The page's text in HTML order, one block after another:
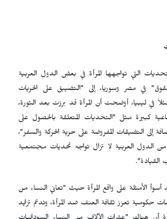
التي تواجهها المرأة في بعض الدول العربية
في مصر وسوريا، إلى "التضييق على الحريات
في ليبيا، أوضحت أن المرأة قد برزت بعد الثورة،
كبيرة مثل "التحديات المتعلقة بالحصول على
إلى التضيقات المفروضة على حرية الحركة والسفر"،
من الدول العربية لا تزال تواجه تحديات مجتمعية
القيادة".
الأمثلة على واقع المرأة حيث "تعاني النساء من
حكومية تعزز ثقافة العنف ضد المرأة، وتدعم تزايد